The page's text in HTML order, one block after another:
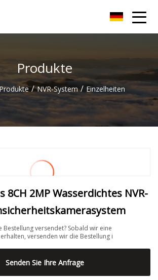
Produkte
/ NVR-System / Einzelheiten
8CH 2MP Wasserdichtes NVR-
versendet? Sobald wir eine
versenden wir die Bestellung i
Senden Sie Ihre Anfrage